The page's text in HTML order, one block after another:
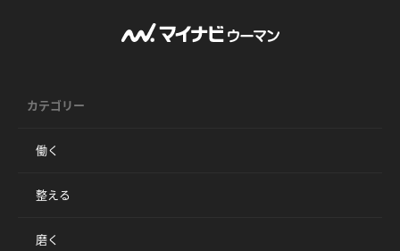
カテゴリー
働く
整える
磨く